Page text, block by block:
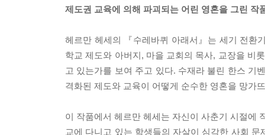
제도권 교육에 의해 파괴되는 어린 영혼을 그린 작
헤르만 헤세의 『수레바퀴 아래서』는 세기 전환
학교 제도와 아버지, 마을 교회의 목사, 교장을 비
고 있는가를 보여 주고 있다. 수재라 불린 한스 기
격화된 제도와 교육이 어떻게 순수한 영혼을 망가
이 작품에서 헤르만 헤세는 자신이 사춘기 시절에
교에 다니고 있는 학생들의 자살이 심각한 사회